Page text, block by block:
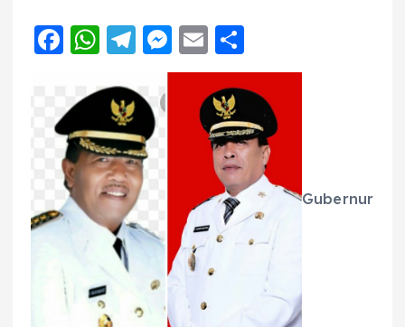
F
c
e
b
o
o
k
W
a
ts
A
p
p
T
e
g
r
a
m
M
e
er
E
m
ai
l
h
a
re
Gubernur